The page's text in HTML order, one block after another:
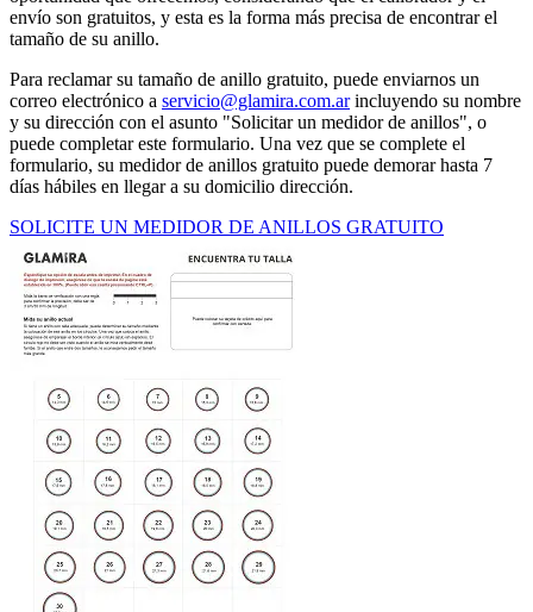
envío son gratuitos, y esta es la forma más precisa de encontrar el
tamaño de su anillo.
Para reclamar su tamaño de anillo gratuito, puede enviarnos un
correo electrónico a servicio@glamira.com.arincluyendo su nombre
y su dirección con el asunto "Solicitar un medidor de anillos", o
puede completar este formulario. Una vez que se complete el
formulario, su medidor de anillos gratuito puede demorar hasta 7
días hábiles en llegar a su domicilio dirección.
SOLICITE UN MEDIDOR DE ANILLOS GRATUITO